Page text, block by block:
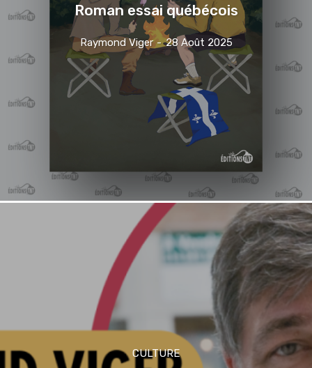
Roman essai québécois
Raymond Viger - 28 Août 2025
CULTURE